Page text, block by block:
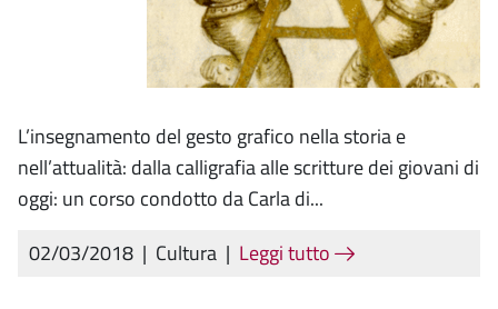
L’insegnamento del gesto grafico nella storia e
nell’attualità: dalla calligrafia alle scritture dei giovani di
oggi: un corso condotto da Carla di...
02/03/2018 | Cultura | Leggi tutto